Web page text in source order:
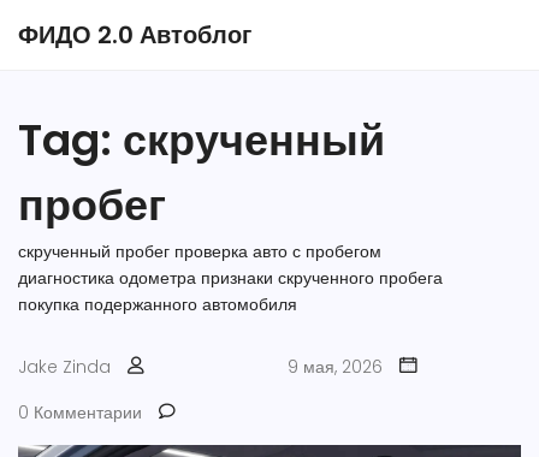
ФИДО 2.0 Автоблог
Tag: скрученный
пробег
скрученный пробег проверка авто с пробегом
диагностика одометра признаки скрученного пробега
покупка подержанного автомобиля
Jake Zinda
9 мая, 2026
0 Комментарии